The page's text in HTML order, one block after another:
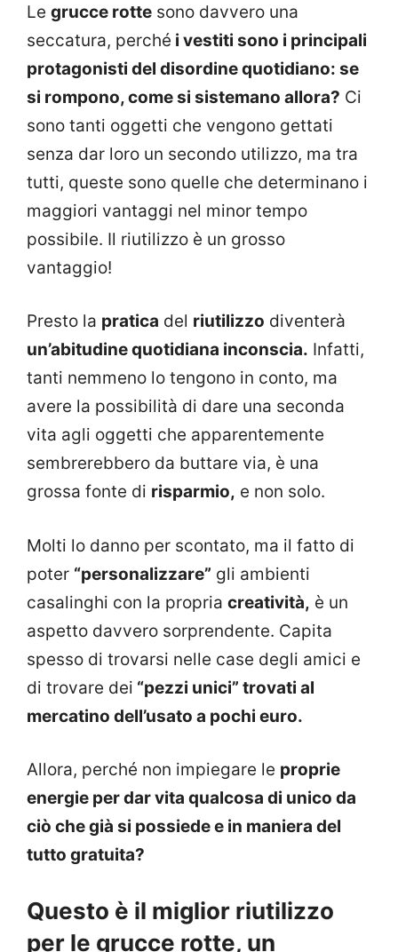
Le grucce rotte sono davvero una
seccatura, perché i vestiti sono i principali
protagonisti del disordine quotidiano: se
si rompono, come si sistemano allora? Ci
sono tanti oggetti che vengono gettati
senza dar loro un secondo utilizzo, ma tra
tutti, queste sono quelle che determinano i
maggiori vantaggi nel minor tempo
possibile. Il riutilizzo è un grosso
vantaggio!
Presto la pratica del riutilizzo diventerà
un’abitudine quotidiana inconscia. Infatti,
tanti nemmeno lo tengono in conto, ma
avere la possibilità di dare una seconda
vita agli oggetti che apparentemente
sembrerebbero da buttare via, è una
grossa fonte di risparmio, e non solo.
Molti lo danno per scontato, ma il fatto di
poter “personalizzare” gli ambienti
casalinghi con la propria creatività, è un
aspetto davvero sorprendente. Capita
spesso di trovarsi nelle case degli amici e
di trovare dei “pezzi unici” trovati al
mercatino dell’usato a pochi euro.
Allora, perché non impiegare le proprie
energie per dar vita qualcosa di unico da
ciò che già si possiede e in maniera del
tutto gratuita?
Questo è il miglior riutilizzo
per le grucce rotte, un